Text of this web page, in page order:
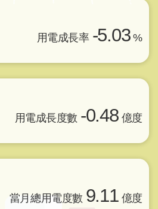
用電成長率 -5.03 %
用電成長度數 -0.48 億度
當月總用電度數 9.11 億度